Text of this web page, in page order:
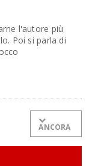
l'autore più
Poi si parla di
ANCORA